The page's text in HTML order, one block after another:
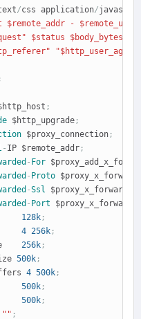
/css application/
$remote_addr -
$status
;
;
$http_upgrade ;
$proxy_connection ;
- IP $remote_addr ;
- For
- Proto
-Ssl
- Port
128k ;
4 256k ;
256k ;
500k ;
4 500k ;
500k ;
500k ;
"" ;